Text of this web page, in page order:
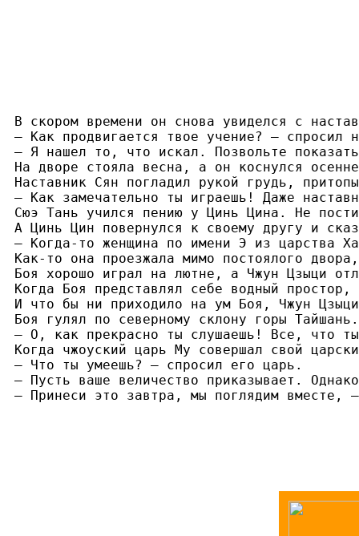
В скором времени он снова увиделся с
— Как продвигается твое учение? — спросил
— Я нашел то, что искал. Позвольте
На дворе стояла весна, а он коснулся
Наставник Сян погладил рукой грудь,
— Как замечательно ты играешь! Даже
Сюэ Тань учился пению у Цинь Цина. Не
А Цинь Цин повернулся к своему другу и
— Когда-то женщина по имени Э из царства
Как-то она проезжала мимо постоялого
Боя хорошо играл на лютне, а Чжун Цзыци
Когда Боя представлял себе водный
И что бы ни приходило на ум Боя, Чжун
Боя гулял по северному склону горы
— О, как прекрасно ты слушаешь! Все, что
Когда чжоуский царь My совершал свой
— Что ты умеешь? — спросил его царь.
— Пусть ваше величество приказывает.
— Принеси это завтра, мы поглядим вместе,